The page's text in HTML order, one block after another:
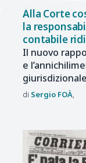
Alla Corte
la
contabile
Il nuovo
e
giurisdizionale
Sergio FOÀ